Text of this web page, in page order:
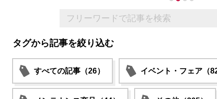
タグから記事を絞り込む
すべての記事（26） イベント・フェア（